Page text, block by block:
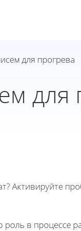
для прогрева
для
Активируйте
в процессе